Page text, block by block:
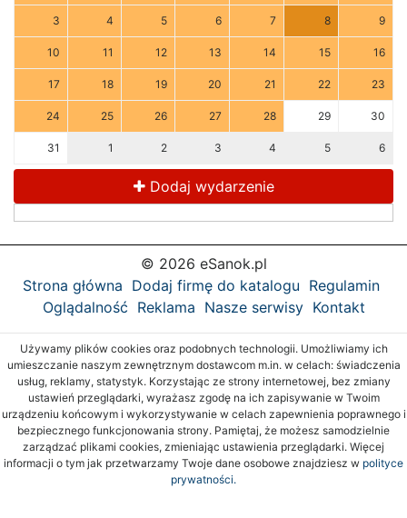
3 4 5 6 7 8 9
10 11 12 13 14 15 16
17 18 19 20 21 22 23
24 25 26 27 28 29 30
31 1 2 3 4 5 6
Dodaj wydarzenie
© 2026 eSanok.pl
Strona główna Dodaj firmę do katalogu Regulamin
Oglądalność Reklama Nasze serwisy Kontakt
Używamy plików cookies oraz podobnych technologii. Umożliwiamy ich
umieszczanie naszym zewnętrznym dostawcom m.in. w celach: świadczenia
usług, reklamy, statystyk. Korzystając ze strony internetowej, bez zmiany
ustawień przeglądarki, wyrażasz zgodę na ich zapisywanie w Twoim
urządzeniu końcowym i wykorzystywanie w celach zapewnienia poprawnego i
bezpiecznego funkcjonowania strony. Pamiętaj, że możesz samodzielnie
zarządzać plikami cookies, zmieniając ustawienia przeglądarki. Więcej
informacji o tym jak przetwarzamy Twoje dane osobowe znajdziesz w polityce
prywatności.